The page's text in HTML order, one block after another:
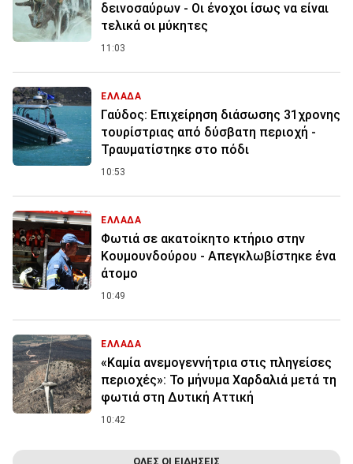
δεινοσαύρων - Οι ένοχοι ίσως να είναι
τελικά οι μύκητες
11:03
ΕΛΛΑΔΑ
Γαύδος: Επιχείρηση διάσωσης 31χρονης
τουρίστριας από δύσβατη περιοχή -
Τραυματίστηκε στο πόδι
10:53
ΕΛΛΑΔΑ
Φωτιά σε ακατοίκητο κτήριο στην
Κουμουνδούρου - Απεγκλωβίστηκε ένα
άτομο
10:49
ΕΛΛΑΔΑ
«Καμία ανεμογεννήτρια στις πληγείσες
περιοχές»: Το μήνυμα Χαρδαλιά μετά τη
φωτιά στη Δυτική Αττική
10:42
ΟΛΕΣ ΟΙ ΕΙΔΗΣΕΙΣ